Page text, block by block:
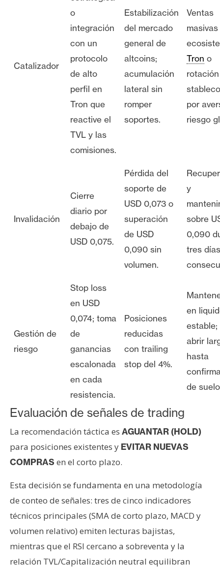
Catalizador
o
integración
con un
protocolo
de alto
perfil en
Tron que
reactive el
TVL y las
comisiones.
Estabilización
del mercado
general de
altcoins;
acumulación
lateral sin
romper
soportes.
Ventas
Tron o
por
riesgo
Invalidación
Cierre
diario por
debajo de
USD 0,075.
Pérdida del
soporte de
USD 0,073 o
superación
de USD
0,090 sin
volumen.
y
sobre
0,090
tres días
Gestión de
riesgo
Stop loss
en USD
0,074; toma
de
ganancias
escalonada
en cada
resistencia.
Posiciones
reducidas
con trailing
stop del 4%.
en
estable;
abrir
hasta
de
Evaluación de señales de trading
La recomendación táctica es AGUANTAR (HOLD)
para posiciones existentes y EVITAR NUEVAS
COMPRAS en el corto plazo.
Esta decisión se fundamenta en una metodología
de conteo de señales: tres de cinco indicadores
técnicos principales (SMA de corto plazo, MACD y
volumen relativo) emiten lecturas bajistas,
mientras que el RSI cercano a sobreventa y la
relación TVL/Capitalización neutral equilibran